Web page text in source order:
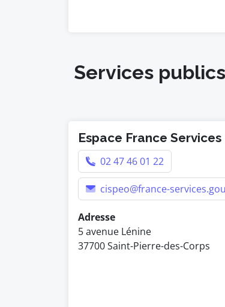
Services
Espace France Services
02 47 46 01 22
cispeo@france-
Adresse
5 avenue Lénine
37700 Saint-Pierre-des-Corps